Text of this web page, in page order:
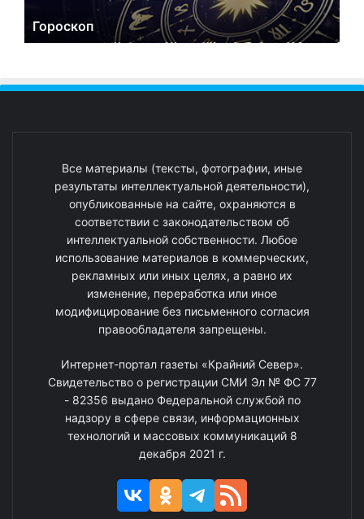
Гороскоп
Все материалы (тексты, фотографии, иные
результаты интеллектуальной деятельности),
опубликованные на сайте, охраняются в
соответствии с законодательством об
интеллектуальной собственности. Любое
использование материалов в коммерческих,
рекламных или иных целях, а равно их
изменение, переработка или иное
модифицирование без письменного согласия
правообладателя запрещены.
Интернет-портал газеты «Крайний Север».
Свидетельство о регистрации СМИ Эл № ФС 77
- 82356 выдано Федеральной службой по
надзору в сфере связи, информационных
технологий и массовых коммуникаций 8
декабря 2021 г.